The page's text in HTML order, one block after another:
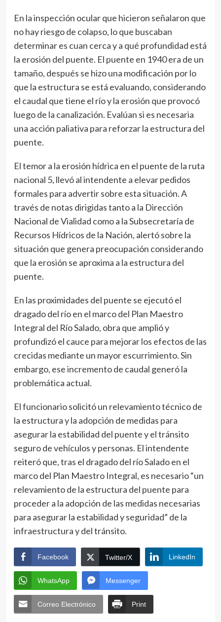
En la inspección ocular que hicieron señalaron que
no hay riesgo de colapso, lo que buscaban
determinar es cuan cerca y a qué profundidad está
la erosión del puente. El puente en 1940 era de un
tamaño, después se hizo una modificación por lo
que la estructura se está evaluando, considerando
el caudal que tiene el río y la erosión que provocó
luego de la canalización. Evalúan si es necesaria
una acción paliativa para reforzar la estructura del
puente.
El temor a la erosión hídrica en el puente de la ruta
nacional 5, llevó al intendente a elevar pedidos
formales para advertir sobre esta situación. A
través de notas dirigidas tanto a la Dirección
Nacional de Vialidad como a la Subsecretaría de
Recursos Hídricos de la Nación, alertó sobre la
situación que genera preocupación considerando
que la erosión se aproxima a la estructura del
puente.
En las proximidades del puente se ejecutó el
dragado del río en el marco del Plan Maestro
Integral del Río Salado, obra que amplió y
profundizó el cauce para mejorar los efectos de las
crecidas mediante un mayor escurrimiento. Sin
embargo, ese incremento de caudal generó la
problemática actual.
El funcionario solicitó un relevamiento técnico de
la estructura y la adopción de medidas para
asegurar la estabilidad del puente y el tránsito
seguro de vehículos y personas. El intendente
reiteró que, tras el dragado del río Salado en el
marco del Plan Maestro Integral, es necesario “un
relevamiento de la estructura del puente para
proceder a la adopción de las medidas necesarias
para asegurar la estabilidad y seguridad” de la
infraestructura y del tránsito.
Facebook Twitter/X LinkedIn
WhatsApp Messenger
Correo Electrónico Print